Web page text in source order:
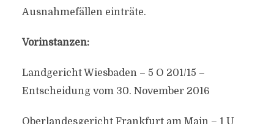
Ausnahmefällen einträte.
Vorinstanzen:
Landgericht Wiesbaden – 5 O 201/15 –
Entscheidung vom 30. November 2016
Oberlandesgericht Frankfurt am Main – 1 U